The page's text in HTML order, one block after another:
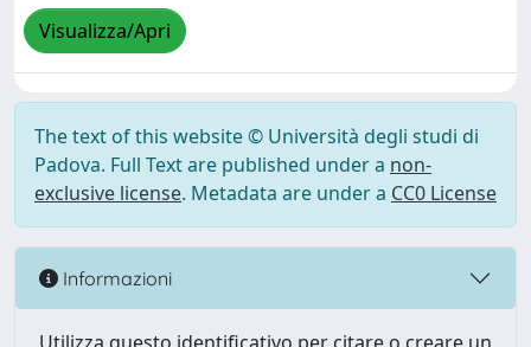
Visualizza/Apri
The text of this website © Università degli studi di
Padova. Full Text are published under a non-
exclusive license. Metadata are under a CC0 License
Informazioni